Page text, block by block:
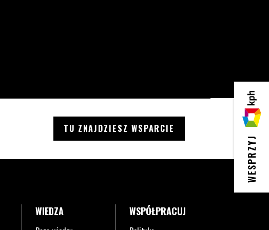
WESPRZYJ
KPH
TU ZNAJDZIESZ WSPARCIE
WIEDZA WSPÓŁPRACUJ